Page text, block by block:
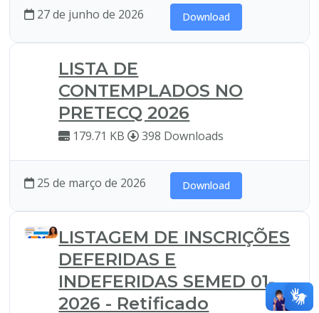
27 de junho de 2026 Download
LISTA DE
CONTEMPLADOS NO
PRETECQ 2026
179.71 KB 398 Downloads
25 de março de 2026 Download
LISTAGEM DE INSCRIÇÕES
DEFERIDAS E
INDEFERIDAS SEMED 01-
2026 - Retificado